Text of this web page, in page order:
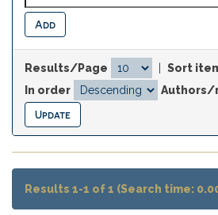
Results/Page
Sort
In order
Authors/
Results 1-1 of 1 (Search time: